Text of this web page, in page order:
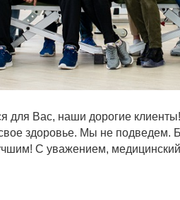
для Вас, наши дорогие
здоровье. Мы не подведем.
С уважением,